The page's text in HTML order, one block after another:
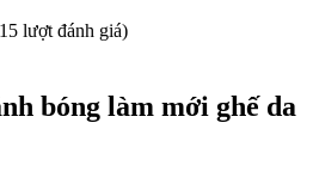
lượt đánh giá)
bóng làm mới ghế da